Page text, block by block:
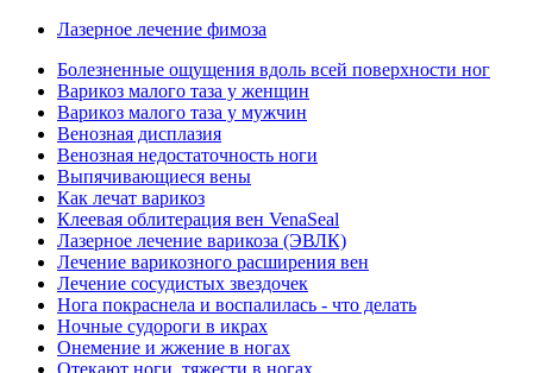
Лазерное лечение фимоза
Болезненные ощущения вдоль всей поверхности ног
Варикоз малого таза у женщин
Варикоз малого таза у мужчин
Венозная дисплазия
Венозная недостаточность ноги
Выпячивающиеся вены
Как лечат варикоз
Клеевая облитерация вен VenaSeal
Лазерное лечение варикоза (ЭВЛК)
Лечение варикозного расширения вен
Лечение сосудистых звездочек
Нога покраснела и воспалилась - что делать
Ночные судороги в икрах
Онемение и жжение в ногах
Отекают ноги, тяжести в ногах